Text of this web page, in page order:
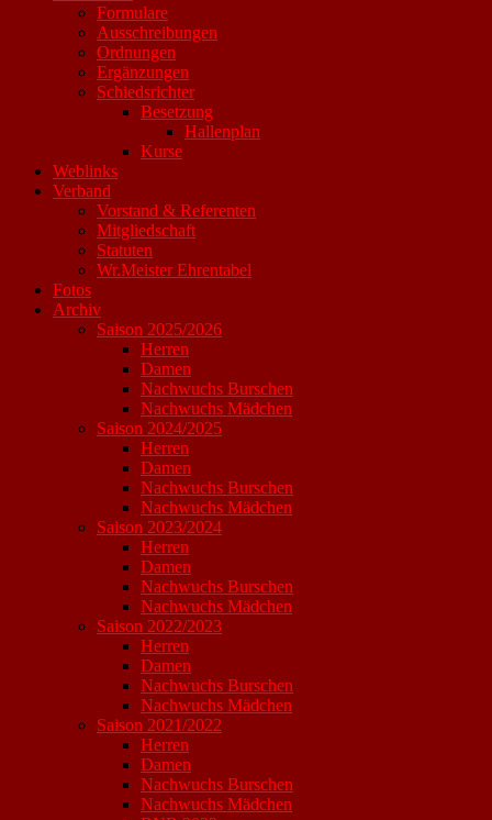
Formulare
Ausschreibungen
Ordnungen
Ergänzungen
Schiedsrichter
Besetzung
Hallenplan
Kurse
Weblinks
Verband
Vorstand & Referenten
Mitgliedschaft
Statuten
Wr.Meister Ehrentabel
Fotos
Archiv
Saison 2025/2026
Herren
Damen
Nachwuchs Burschen
Nachwuchs Mädchen
Saison 2024/2025
Herren
Damen
Nachwuchs Burschen
Nachwuchs Mädchen
Saison 2023/2024
Herren
Damen
Nachwuchs Burschen
Nachwuchs Mädchen
Saison 2022/2023
Herren
Damen
Nachwuchs Burschen
Nachwuchs Mädchen
Saison 2021/2022
Herren
Damen
Nachwuchs Burschen
Nachwuchs Mädchen